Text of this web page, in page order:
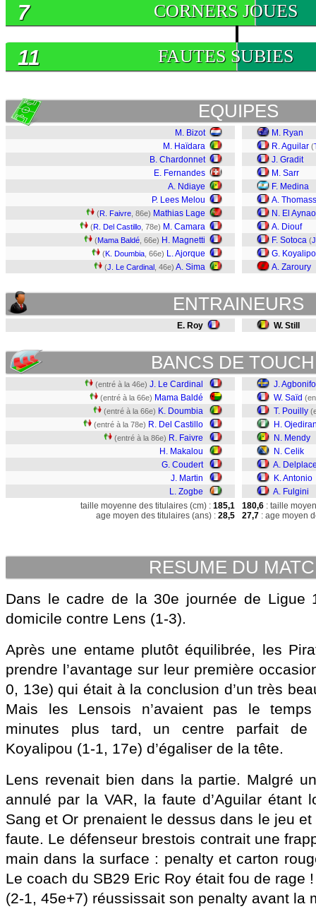
CORNERS JOUES
7
FAUTES SUBIES
11
EQUIPES
M. Bizot
M. Haïdara
B. Chardonnet
E. Fernandes
A. Ndiaye
P. Lees Melou
(R. Faivre , 86e) Mathias Lage
(R. Del Castillo , 78e) M. Camara
(Mama Baldé , 66e) H. Magnetti
(K. Doumbia , 66e) L. Ajorque
(J. Le Cardinal , 46e) A. Sima
M. Ryan
R. Aguilar (
J. Gradit
M. Sarr
F. Medina
A.
N. El
A. Diouf
F. Sotoca (
G.
A. Zaroury
ENTRAINEURS
E. Roy W. Still
BANCS DE
(entré à la 46e) J. Le Cardinal
(entré à la 66e) Mama Baldé
(entré à la 66e) K. Doumbia
(entré à la 78e) R. Del Castillo
(entré à la 86e) R. Faivre
H. Makalou
G. Coudert
J. Martin
L. Zogbe
J. Agbonifo
W. Saïd
T. Pouilly
H.
N. Mendy
N. Celik
A.
K. Antonio
A. Fulgini
taille moyenne des titulaires (cm) : 185,1
age moyen des titulaires (ans) : 28,5
180,6 : taille
27,7 : age moyen
RESUME DU
Dans le cadre de la 30e journée de Ligue
domicile contre Lens (1-3).
Après une entame plutôt équilibrée, les
prendre l’avantage sur leur première
0, 13e) qui était à la conclusion d’un très
Mais les Lensois n’avaient pas le
minutes plus tard, un centre parfait de
Koyalipou (1-1, 17e) d’égaliser de la tête.
Lens revenait bien dans la partie. Malgré
annulé par la VAR, la faute d’Aguilar étant
Sang et Or prenaient le dessus dans le jeu
faute. Le défenseur brestois contrait une
main dans la surface : penalty et carton
Le coach du SB29 Eric Roy était fou de rage !
(2-1, 45e+7) réussissait son penalty avant la